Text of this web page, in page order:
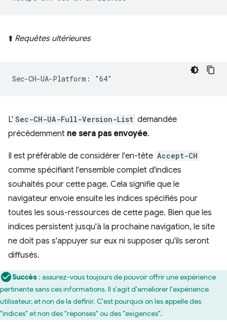
⬆️ Requêtes ultérieures
L' Sec-CH-UA-Full-Version-List demandée
précédemment ne sera pas envoyée.
Il est préférable de considérer l'en-tête Accept-CH
comme spécifiant l'ensemble complet d'indices
souhaités pour cette page. Cela signifie que le
navigateur envoie ensuite les indices spécifiés pour
toutes les sous-ressources de cette page. Bien que les
indices persistent jusqu'à la prochaine navigation, le site
ne doit pas s'appuyer sur eux ni supposer qu'ils seront
diffusés.
Succès : assurez-vous toujours de pouvoir offrir une expérience
pertinente sans ces informations. Il s'agit d'améliorer l'expérience
utilisateur, et non de la définir. C'est pourquoi on les appelle des
"indices" et non des "réponses" ou des "exigences".